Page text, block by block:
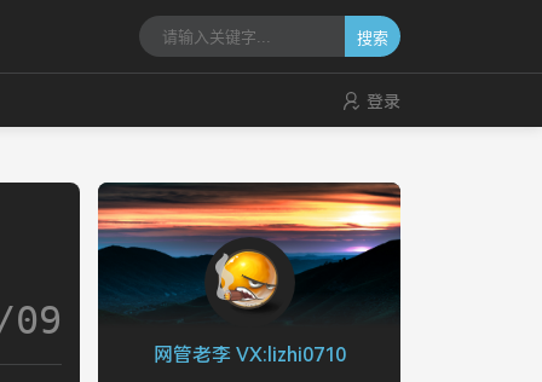
搜索
登录
09
网管老李 VX:lizhi0710